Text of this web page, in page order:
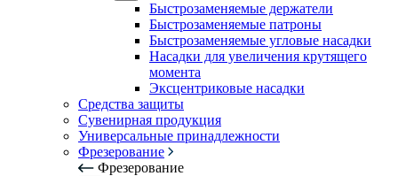
Быстрозаменяемые держатели
Быстрозаменяемые патроны
Быстрозаменяемые угловые насадки
Насадки для увеличения крутящего
момента
Эксцентриковые насадки
Средства защиты
Сувенирная продукция
Универсальные принадлежности
Фрезерование
Фрезерование